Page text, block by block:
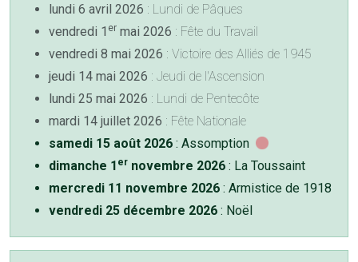
lundi 6 avril 2026 : Lundi de Pâques
vendredi 1 er mai 2026 : Fête du Travail
vendredi 8 mai 2026 : Victoire des Alliés de 1945
jeudi 14 mai 2026 : Jeudi de l'Ascension
lundi 25 mai 2026 : Lundi de Pentecôte
mardi 14 juillet 2026 : Fête Nationale
samedi 15 août 2026 : Assomption
dimanche 1 er novembre 2026 : La Toussaint
mercredi 11 novembre 2026 : Armistice de 1918
vendredi 25 décembre 2026 : Noël